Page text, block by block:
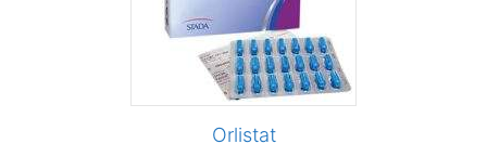
Orlistat